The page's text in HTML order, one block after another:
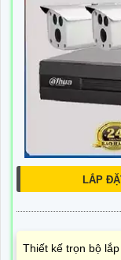
LẮP
Thiết kế trọn bộ